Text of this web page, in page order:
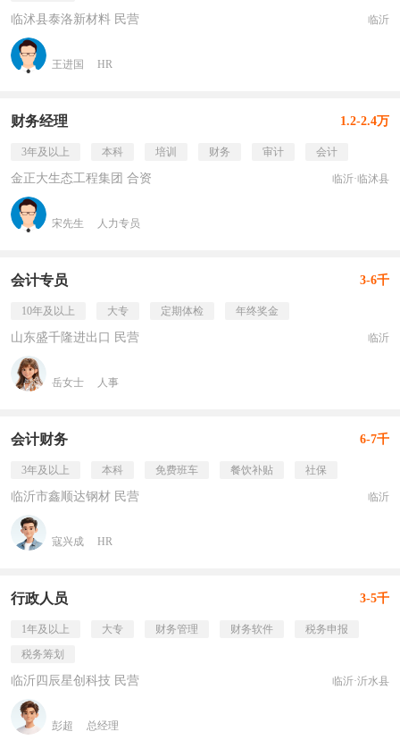
临沭县泰洛新材料 民营 临沂
王进国 HR
财务经理 1.2-2.4万
3年及以上 本科 培训 财务 审计 会计
金正大生态工程集团 合资 临沂·临沭县
宋先生 人力专员
会计专员 3-6千
10年及以上 大专 定期体检 年终奖金
山东盛千隆进出口 民营 临沂
岳女士 人事
会计财务 6-7千
3年及以上 本科 免费班车 餐饮补贴 社保
临沂市鑫顺达钢材 民营 临沂
寇兴成 HR
行政人员 3-5千
1年及以上 大专 财务管理 财务软件
税务申报
税务筹划
临沂四辰星创科技 民营 临沂·沂水县
彭超 总经理